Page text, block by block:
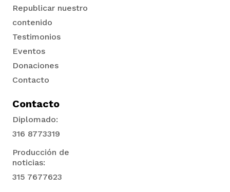
Republicar nuestro
contenido
Testimonios
Eventos
Donaciones
Contacto
Contacto
Diplomado:
316 8773319
Producción de
noticias:
315 7677623